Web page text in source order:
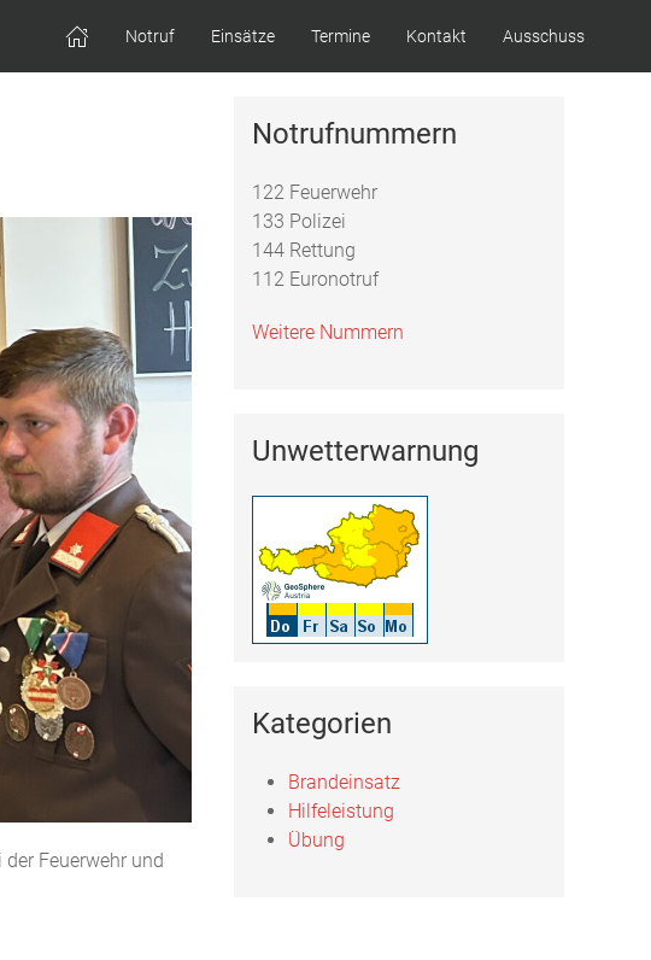
Notruf Einsätze Termine Kontakt Ausschuss
Feuerwehr und
Notrufnummern
122 Feuerwehr
133 Polizei
144 Rettung
112 Euronotruf
Weitere Nummern
Unwetterwarnung
Kategorien
Brandeinsatz
Hilfeleistung
Übung